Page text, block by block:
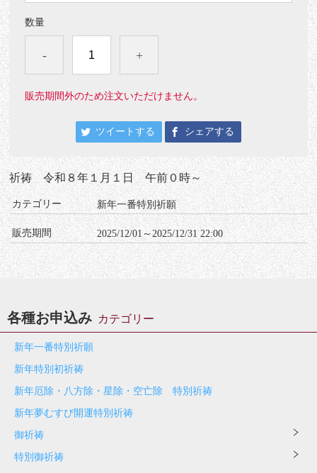
数量
- +
販売期間外のため注文いただけません。
ツイートする シェアする
祈祷 令和８年１月１日 午前０時～
カテゴリー 新年一番特別祈願
販売期間 2025/12/01～2025/12/31 22:00
各種お申込み カテゴリー
新年一番特別祈願
新年特別初祈祷
新年厄除・八方除・星除・空亡除 特別祈祷
新年夢むすび開運特別祈祷
御祈祷
特別御祈祷